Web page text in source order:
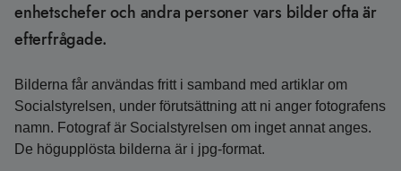
enhetschefer och andra personer vars bilder ofta är
efterfrågade.
Bilderna får användas fritt i samband med artiklar om
Socialstyrelsen, under förutsättning att ni anger fotografens
namn. Fotograf är Socialstyrelsen om inget annat anges.
De högupplösta bilderna är i jpg-format.